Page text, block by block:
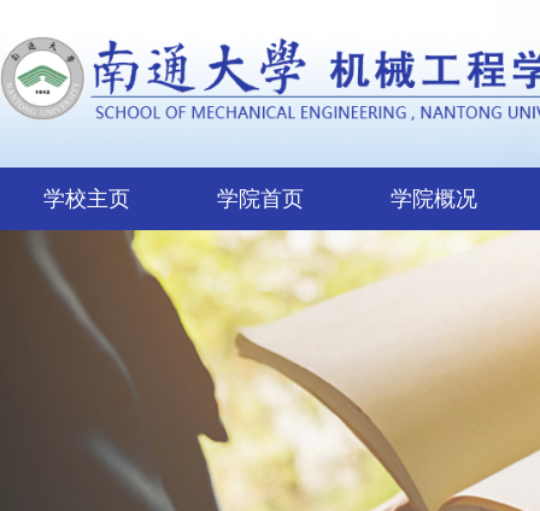
学校主页 学院首页 学院概况